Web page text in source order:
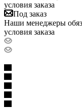
условия заказа
Под заказ
Наши менеджеры
условия заказа